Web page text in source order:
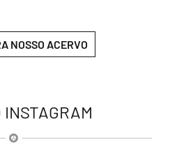
NOSSO ACERVO
INSTAGRAM